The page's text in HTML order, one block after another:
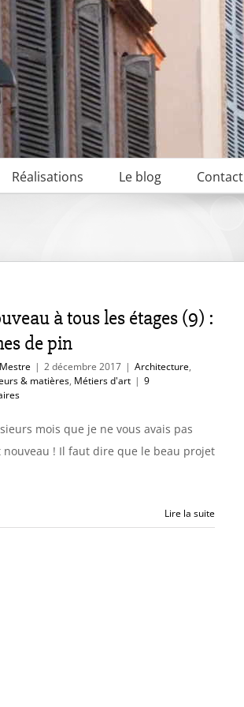
Réalisations Le blog Contact
à tous les étages (9) :
de pin
| 2 décembre 2017 | Architecture,
& matières, Métiers d'art | 9
mois que je ne vous avais pas
nouveau ! Il faut dire que le beau projet
Lire la suite